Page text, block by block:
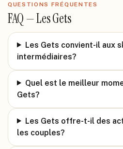
QUESTIONS FRÉQUENTES
FAQ —Les Gets
Les Gets convient-il aux
intermédiaires?
Quel est le meilleur
Gets?
Les Gets offre-t-il des
les couples?